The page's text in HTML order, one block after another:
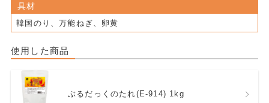
具材
韓国のり、万能ねぎ、卵黄
使用した商品
ぶるだっくのたれ(E-914) 1kg